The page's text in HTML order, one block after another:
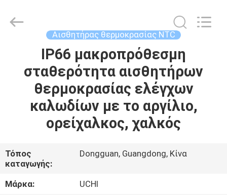
ΠΡΟΪΌΝΤΑ
ΠΑΡΟΥΣΙΆΣΤΕ
ΠΕΡΊΠΟΥ
ΕΜΕΊΣ
Electronics
Co.,Ltd.
Αισθητήρας θερμοκρασίας NTC
IP66 μακροπρόθεσμη
σταθερότητα αισθητήρων
θερμοκρασίας ελέγχων
καλωδίων με το αργίλιο,
ορείχαλκος, χαλκός
Τόπος
καταγωγής:
Dongguan, Guangdong, Κίνα
Μάρκα:
UCHI